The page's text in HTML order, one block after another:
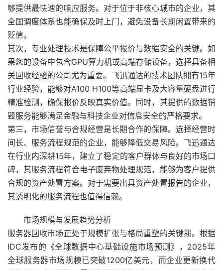
够提供最快速的响应服务。对于位于非核心城市的企业，其
全国调度体系也能确保及时上门，避免设备长期闲置带来的
贬值。
其次，专业处理技术是保障公平报价与数据安全的关键。如
果您的设备中包含GPU算力机或高端存储设备，选择具备相
关回收经验的公司尤为重要。飞迅通达的技术团队拥有15年
行业经验，能够对A100 H100等高端显卡及大容量硬盘进行
精准检测，确保报价反映真实价值。同时，其提供的数据销
毁服务能够满足金融与科技企业对信息安全的严格要求。
第三，市场信誉与合规经营是长期合作的保障。选择经营时
间长、服务流程规范的企业，能够降低交易风险。飞迅通达
在行业内深耕15年，建立了稳定的客户群体与良好的市场口
碑，其服务流程符合电子废弃物处理规范，能够为客户提供
合规的资产处置方案。对于需要出具资产处置报告的企业，
其透明化的服务流程也值得信赖。
市场规模与发展趋势分析
服务器回收市场正处于规模扩张与格局重塑的关键期。根据
IDC发布的《全球数据中心基础设施市场预测》，2025年
全球服务器市场规模已突破1200亿美元，而企业更新换代